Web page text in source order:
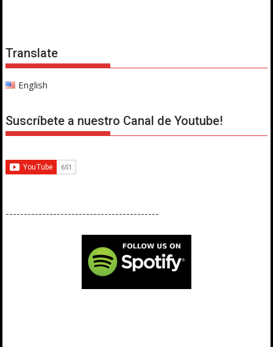
Translate
English
Suscríbete a nuestro Canal de Youtube!
------------------------------------------